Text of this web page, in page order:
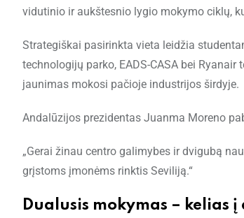
vidutinio ir aukštesnio lygio mokymo ciklų,
Strategiškai pasirinkta vieta leidžia
technologijų parko, EADS-CASA bei
jaunimas mokosi pačioje industrijos širdyje.
Andalūzijos prezidentas Juanma Moreno
„Gerai žinau centro galimybes ir dvigubą
grįstoms įmonėms rinktis Seviliją.“
Dualusis mokymas – kelias